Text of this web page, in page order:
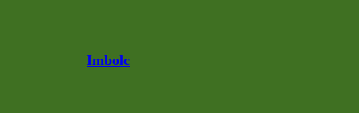
Imbolc